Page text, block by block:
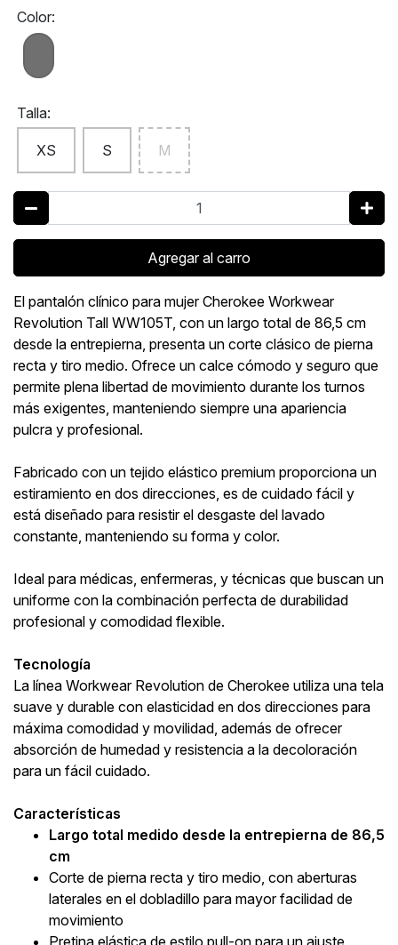
Color:
Talla:
XS S M
Agregar al carro
El pantalón clínico para mujer Cherokee Workwear
Revolution Tall WW105T, con un largo total de 86,5 cm
desde la entrepierna, presenta un corte clásico de pierna
recta y tiro medio. Ofrece un calce cómodo y seguro que
permite plena libertad de movimiento durante los turnos
más exigentes, manteniendo siempre una apariencia
pulcra y profesional.
Fabricado con un tejido elástico premium proporciona un
estiramiento en dos direcciones, es de cuidado fácil y
está diseñado para resistir el desgaste del lavado
constante, manteniendo su forma y color.
Ideal para médicas, enfermeras, y técnicas que buscan un
uniforme con la combinación perfecta de durabilidad
profesional y comodidad flexible.
Tecnología
La línea Workwear Revolution de Cherokee utiliza una tela
suave y durable con elasticidad en dos direcciones para
máxima comodidad y movilidad, además de ofrecer
absorción de humedad y resistencia a la decoloración
para un fácil cuidado.
Características
Largo total medido desde la entrepierna de 86,5
cm
Corte de pierna recta y tiro medio, con aberturas
laterales en el dobladillo para mayor facilidad de
movimiento
Pretina elástica de estilo pull-on para un ajuste